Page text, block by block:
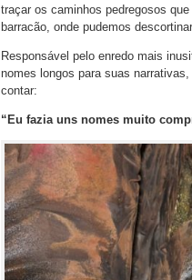
traçar os caminhos pedregosos
barracão, onde pudemos
Responsável pelo enredo mais
nomes longos para suas
contar:
“Eu fazia uns nomes muito